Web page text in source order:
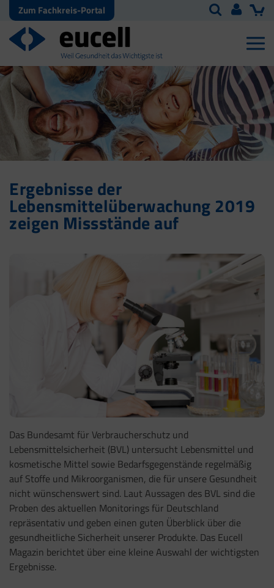
Zum Fachkreis-Portal
Ergebnisse der
Lebensmittelüberwachung 2019
zeigen Missstände auf
Das Bundesamt für Verbraucherschutz und
Lebensmittelsicherheit (BVL) untersucht Lebensmittel und
kosmetische Mittel sowie Bedarfsgegenstände regelmäßig
auf Stoffe und Mikroorganismen, die für unsere Gesundheit
nicht wünschenswert sind. Laut Aussagen des BVL sind die
Proben des aktuellen Monitorings für Deutschland
repräsentativ und geben einen guten Überblick über die
gesundheitliche Sicherheit unserer Produkte. Das Eucell
Magazin berichtet über eine kleine Auswahl der wichtigsten
Ergebnisse.